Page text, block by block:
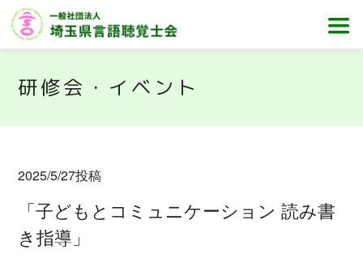
研修会・イベント
2025/5/27投稿
「子どもとコミュニケーション 読み書
き指導」